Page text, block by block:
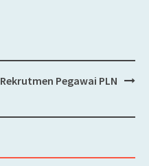
Rekrutmen Pegawai PLN